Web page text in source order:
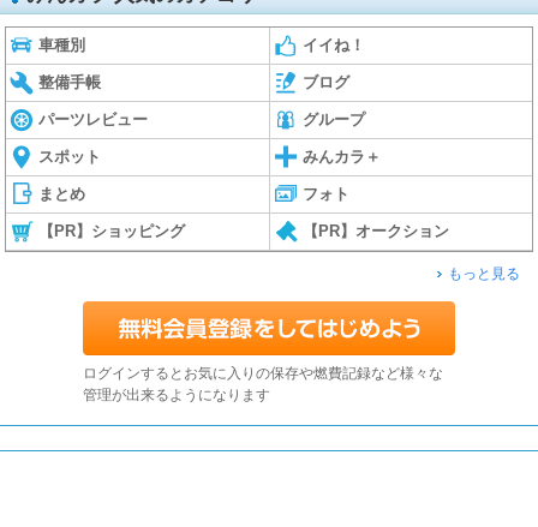
車種別 イイね！
整備手帳 ブログ
パーツレビュー グループ
スポット みんカラ＋
まとめ フォト
【PR】ショッピング 【PR】オークション
もっと見る
ログインするとお気に入りの保存や燃費記録など様々な
管理が出来るようになります